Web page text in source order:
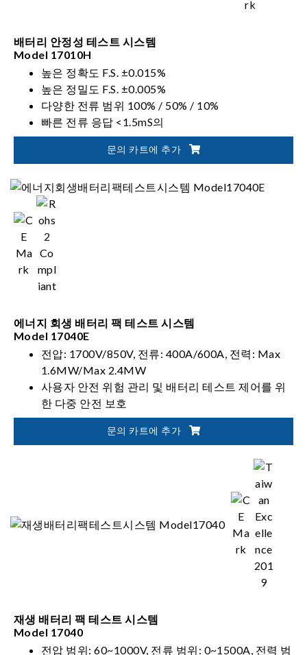
배터리 안정성 테스트 시스템
Model 17010H
높은 정확도 F.S. ±0.015%
높은 정밀도 F.S. ±0.005%
다양한 전류 범위 100% / 50% / 10%
빠른 전류 응답 <1.5mS의
펄스 전류 200%
레벨 2 V. 보호문의 카트에 추가
에너지 회생 배터리 팩 테스트 시스템
Model 17040E
전압: 1700V/850V, 전류: 400A/600A, 전력: Max
1.6MW/Max 2.4MW
사용자 안전 위험 관리 및 배터리 테스트 제어를 위
한 다중 안전 보호
자동화된 배터리 검증 솔루션을 위한 유연한 통합
문의 카트에 추가
재생 배터리 팩 테스트 시스템
Model 17040
전압 범위: 60~1000V, 전류 범위: 0~1500A, 전력 범